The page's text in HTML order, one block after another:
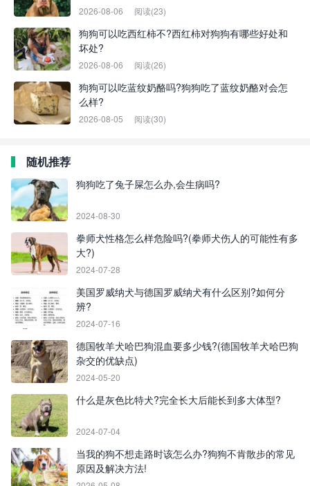
2026-08-06 阅读(23)
狗狗可以吃西红柿不?西红柿对狗狗有哪些好处和
坏处?
2026-08-06 阅读(26)
狗狗可以吃蓝纹奶酪吗?狗狗吃了蓝纹奶酪对会怎
么样?
2026-08-05 阅读(30)
随机推荐
狗狗吃了兔子屎怎么办,会生病吗?
2024-08-30
拳师犬性格怎么样危险吗?(拳师犬伤人的可能性有多
大?)
2024-07-28
美国罗威纳犬与德国罗威纳犬有什么区别?如何分
辨?
2024-07-16
德国牧羊犬哈巴狗混血要多少钱?(德国牧羊犬哈巴狗
杂交的优缺点)
2024-05-20
什么是灰色比特犬?完全长大后能长到多大体型?
2024-07-04
当我的狗不想走路时该怎么办?狗狗不肯散步的常见
原因及解决方法!